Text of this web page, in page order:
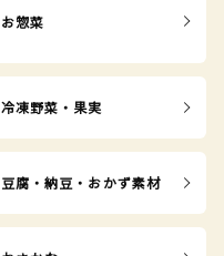
お惣菜
冷凍野菜・果実
豆腐・納豆・おかず素材